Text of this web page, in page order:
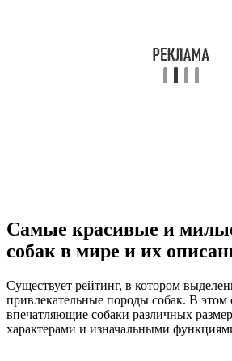
Самые красивые и
собак в мире и их
Существует рейтинг, в котором
привлекательные породы собак. В этом
впечатляющие собаки различных
характерами и изначальными